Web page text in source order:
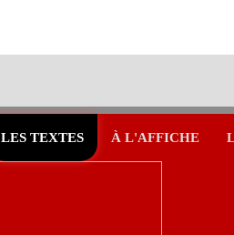
LES TEXTES À L'AFFICHE